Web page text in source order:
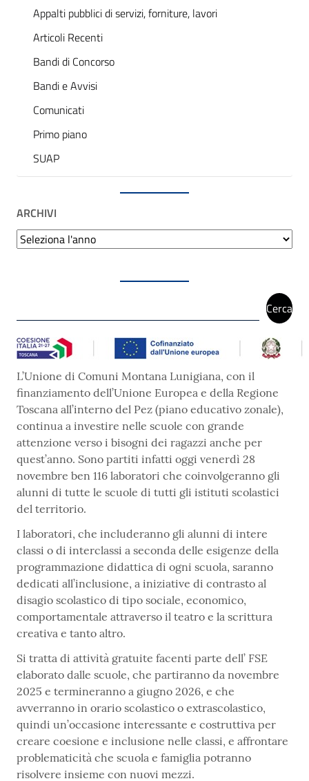
Appalti pubblici di servizi, forniture, lavori
Articoli Recenti
Bandi di Concorso
Bandi e Avvisi
Comunicati
Primo piano
SUAP
ARCHIVI
Archivi
Cerca
L’Unione di Comuni Montana Lunigiana, con il
finanziamento dell’Unione Europea e della Regione
Toscana all’interno del Pez (piano educativo zonale),
continua a investire nelle scuole con grande
attenzione verso i bisogni dei ragazzi anche per
quest’anno. Sono partiti infatti oggi venerdì 28
novembre ben 116 laboratori che coinvolgeranno gli
alunni di tutte le scuole di tutti gli istituti scolastici
del territorio.
I laboratori, che includeranno gli alunni di intere
classi o di interclassi a seconda delle esigenze della
programmazione didattica di ogni scuola, saranno
dedicati all’inclusione, a iniziative di contrasto al
disagio scolastico di tipo sociale, economico,
comportamentale attraverso il teatro e la scrittura
creativa e tanto altro.
Si tratta di attività gratuite facenti parte dell’ FSE
elaborato dalle scuole, che partiranno da novembre
2025 e termineranno a giugno 2026, e che
avverranno in orario scolastico o extrascolastico,
quindi un’occasione interessante e costruttiva per
creare coesione e inclusione nelle classi, e affrontare
problematicità che scuola e famiglia potranno
risolvere insieme con nuovi mezzi.